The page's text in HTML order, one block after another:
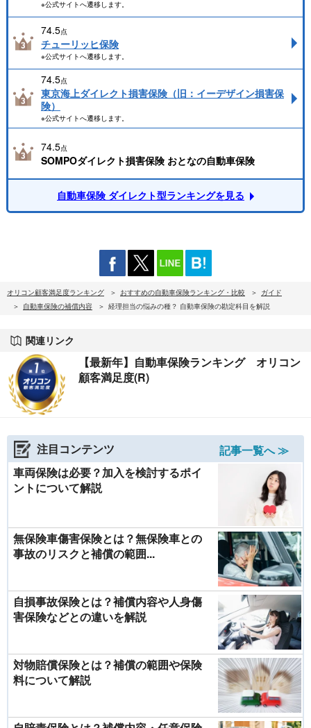
※公式サイトへ遷移します。
74.5点
チューリッヒ保険
※公式サイトへ遷移します。
74.5点
東京海上ダイレクト損害保険（旧：イーデザイン損害保
険）
※公式サイトへ遷移します。
74.5点
SOMPOダイレクト損害保険 おとなの自動車保険
自動車保険 ダイレクト型ランキングを見る
オリコン顧客満足度ランキング おすすめの自動車保険ランキング・比較
ガイド
自動車保険の補償内容
経理担当の悩みの種？ 自動車保険の勘定科目を解説
関連リンク
【最新年】自動車保険ランキング オリコン
顧客満足度(R)
注目コンテンツ
記事一覧へ ≫
車両保険は必要？加入を検討するポイ
ントについて解説
無保険車傷害保険とは？無保険車との
事故のリスクと補償の範囲...
自損事故保険とは？補償内容や人身傷
害保険などとの違いを解説
対物賠償保険とは？補償の範囲や保険
料について解説